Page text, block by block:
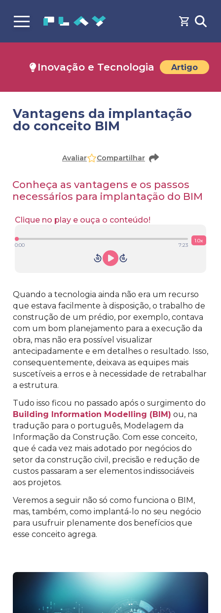
Inovação e Tecnologia Artigo
Vantagens da implantação
do conceito BIM
Avaliar Compartilhar
Conheça as vantagens e os passos
necessários para implantação do BIM
Clique no play e ouça o conteúdo!
0:00 7:23
1.0x
Quando a tecnologia ainda não era um recurso
que estava facilmente à disposição, o trabalho de
construção de um prédio, por exemplo, contava
com um bom planejamento para a execução da
obra, mas não era possível visualizar
antecipadamente e em detalhes o resultado. Isso,
consequentemente, deixava as equipes mais
suscetíveis a erros e à necessidade de retrabalhar
a estrutura.
Tudo isso ficou no passado após o surgimento do
Building Information Modelling (BIM) ou, na
tradução para o português, Modelagem da
Informação da Construção. Com esse conceito,
que é cada vez mais adotado por negócios do
setor da construção civil, precisão e redução de
custos passaram a ser elementos indissociáveis
aos projetos.
Veremos a seguir não só como funciona o BIM,
mas, também, como implantá-lo no seu negócio
para usufruir plenamente dos benefícios que
esse conceito agrega.